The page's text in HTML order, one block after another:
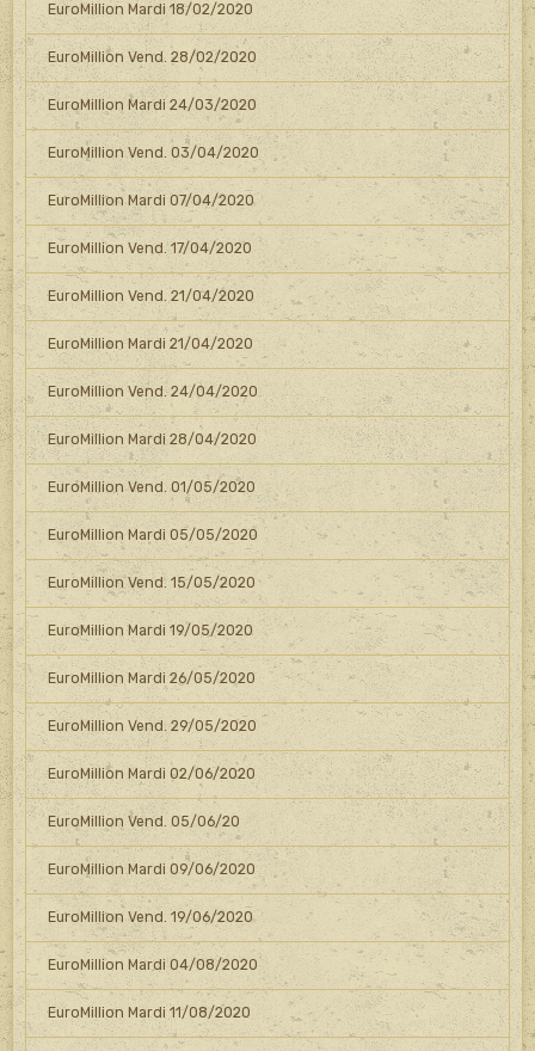
EuroMillion Mardi 18/02/2020
EuroMillion Vend. 28/02/2020
EuroMillion Mardi 24/03/2020
EuroMillion Vend. 03/04/2020
EuroMillion Mardi 07/04/2020
EuroMillion Vend. 17/04/2020
EuroMillion Vend. 21/04/2020
EuroMillion Mardi 21/04/2020
EuroMillion Vend. 24/04/2020
EuroMillion Mardi 28/04/2020
EuroMillion Vend. 01/05/2020
EuroMillion Mardi 05/05/2020
EuroMillion Vend. 15/05/2020
EuroMillion Mardi 19/05/2020
EuroMillion Mardi 26/05/2020
EuroMillion Vend. 29/05/2020
EuroMillion Mardi 02/06/2020
EuroMillion Vend. 05/06/20
EuroMillion Mardi 09/06/2020
EuroMillion Vend. 19/06/2020
EuroMillion Mardi 04/08/2020
EuroMillion Mardi 11/08/2020